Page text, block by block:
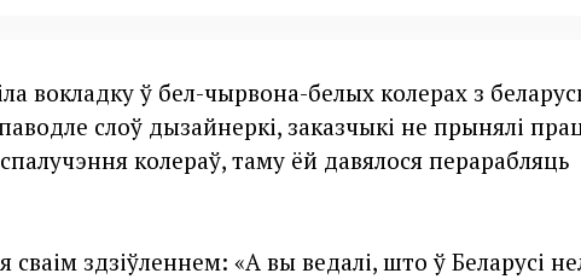
вокладку ў бел-чырвона-белых колерах з
слоў дызайнеркі, заказчыкі не прынялі
колераў, таму ёй давялося перарабляць
здзіўленнем: «А вы ведалі, што ў Беларусі